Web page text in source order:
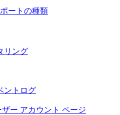
ートの種類
リング
ントログ
ー アカウント ページ